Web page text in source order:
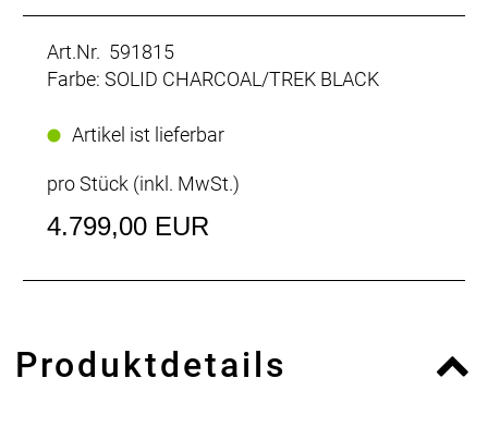
Art.Nr. 591815
Farbe: SOLID CHARCOAL/TREK BLACK
Artikel ist lieferbar
pro Stück (inkl. MwSt.)
4.799,00 EUR
Produktdetails